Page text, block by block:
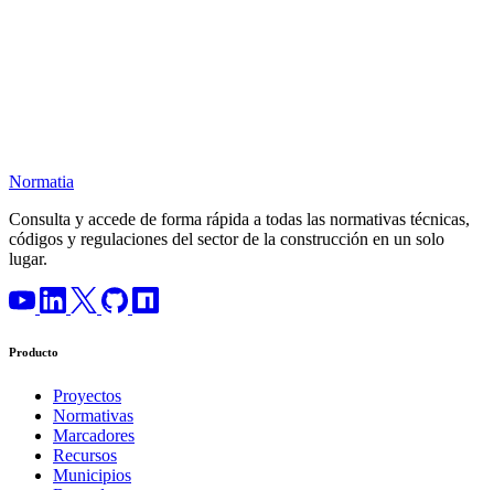
Normatia
Consulta y accede de forma rápida a todas las normativas técnicas,
códigos y regulaciones del sector de la construcción en un solo
lugar.
Producto
Proyectos
Normativas
Marcadores
Recursos
Municipios